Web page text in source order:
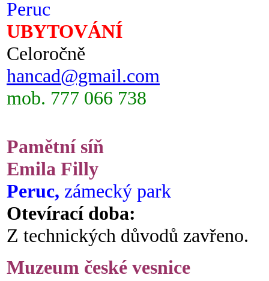
Peruc
UBYTOVÁNÍ
Celoročně
hancad@gmail.com
mob. 777 066 738
Pamětní síň
Emila Filly
Peruc, zámecký park
Otevírací doba:
Z technických důvodů zavřeno.
Muzeum české vesnice